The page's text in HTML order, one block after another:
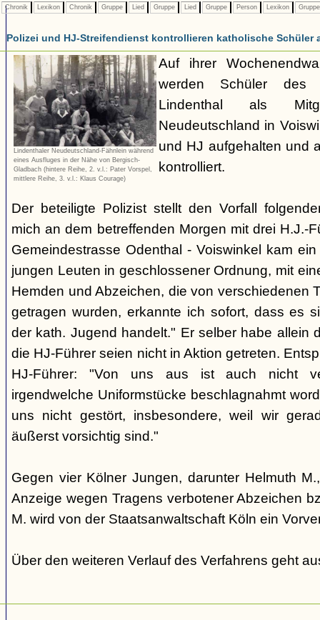
Chronik Lexikon Chronik Gruppe Lied Gruppe Lied Gruppe Person Lexikon
Polizei und HJ-Streifendienst kontrollieren katholische Schüler
Lindenthaler Neudeutschland-Fähnlein während
eines Ausfluges in der Nähe von Bergisch-
Gladbach (hintere Reihe, 2. v.l.: Pater Vorspel,
mittlere Reihe, 3. v.l.: Klaus Courage)
Auf ihrer
werden Schüler des
Lindenthal als
Neudeutschland in
und HJ aufgehalten und
kontrolliert.
Der beteiligte Polizist stellt den Vorfall
mich an dem betreffenden Morgen mit drei H.J.-
Gemeindestrasse Odenthal - Voiswinkel kam
jungen Leuten in geschlossener Ordnung, mit
Hemden und Abzeichen, die von verschiedenen
getragen wurden, erkannte ich sofort, dass es
der kath. Jugend handelt." Er selber habe allein
die HJ-Führer seien nicht in Aktion getreten.
HJ-Führer: "Von uns aus ist auch nicht
irgendwelche Uniformstücke beschlagnahmt
uns nicht gestört, insbesondere, weil wir
äußerst vorsichtig sind."
Gegen vier Kölner Jungen, darunter Helmuth
Anzeige wegen Tragens verbotener Abzeichen
M. wird von der Staatsanwaltschaft Köln ein
Über den weiteren Verlauf des Verfahrens geht